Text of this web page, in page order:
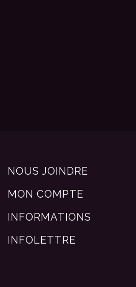
NOUS JOINDRE
MON COMPTE
INFORMATIONS
INFOLETTRE